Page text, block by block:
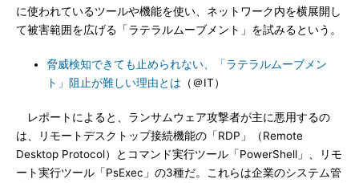
に使われているツールや機能を使い、ネットワーク内を横展開し
て被害範囲を広げる「ラテラルムーブメント」を試みるという。
脅威検知できても止められない、「ラテラルムーブメン
ト」阻止が難しい理由とは （＠IT）
レポートによると、ランサムウェア攻撃者が主に悪用するの
は、リモートデスクトップ接続機能の「RDP」（Remote
Desktop Protocol）とコマンド実行ツール「PowerShell」、リモ
ート実行ツール「PsExec」の3種だ。これらは企業のシステム管